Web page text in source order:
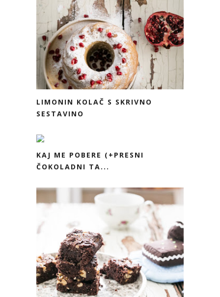
LIMONIN KOLAČ S SKRIVNO
SESTAVINO
KAJ ME POBERE (+PRESNI
ČOKOLADNI TA...